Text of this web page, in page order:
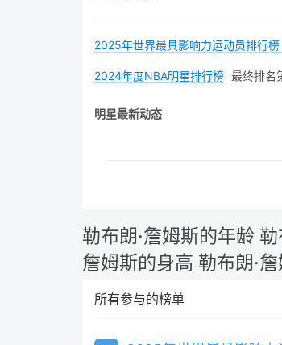
2025年世界最具影响力运动员排行榜
2024年度NBA明星排行榜 最终排名
明星最新动态
勒布朗·詹姆斯的年龄
詹姆斯的身高 勒布朗·
所有参与的榜单